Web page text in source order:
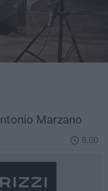
Marzano
8.00